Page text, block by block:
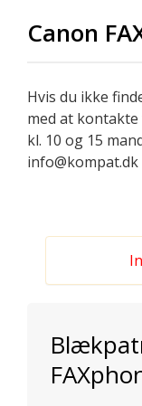
Canon
Hvis du ikke
med at kontakte
kl. 10 og 15
info@kompat.dk